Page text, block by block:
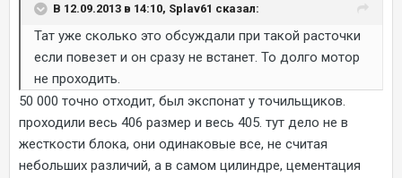
В 12.09.2013 в 14:10, Splav61 сказал:
Тат уже сколько это обсуждали при такой расточки
если повезет и он сразу не встанет. То долго мотор
не проходить.
50 000 точно отходит, был экспонат у точильщиков.
проходили весь 406 размер и весь 405. тут дело не в
жесткости блока, они одинаковые все, не считая
небольших различий, а в самом цилиндре, цементация